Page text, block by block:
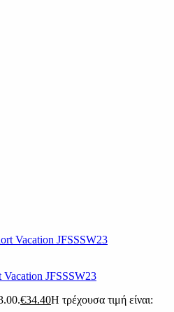
Vacation JFSSSW23
€34.40Η τρέχουσα τιμή είναι: